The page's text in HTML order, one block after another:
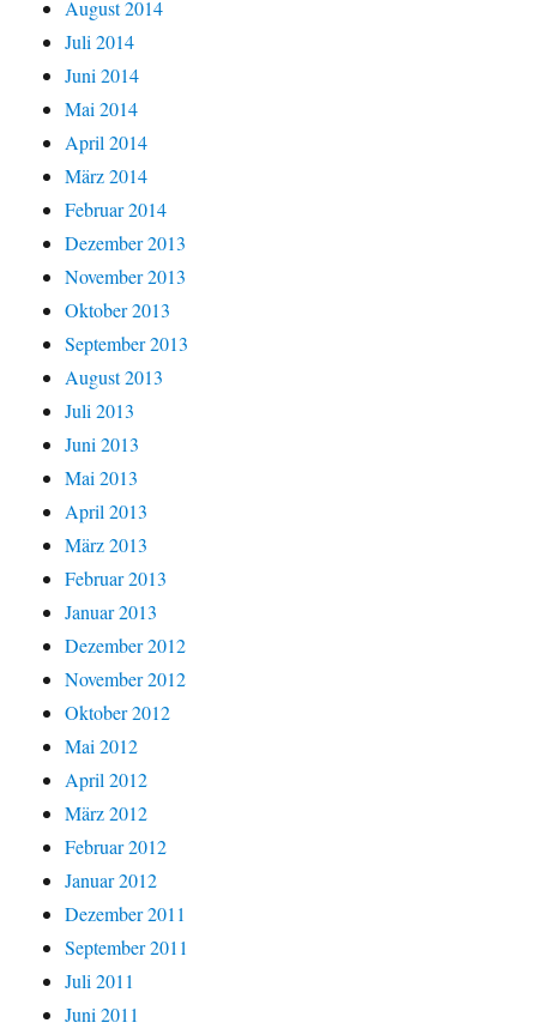
August 2014
Juli 2014
Juni 2014
Mai 2014
April 2014
März 2014
Februar 2014
Dezember 2013
November 2013
Oktober 2013
September 2013
August 2013
Juli 2013
Juni 2013
Mai 2013
April 2013
März 2013
Februar 2013
Januar 2013
Dezember 2012
November 2012
Oktober 2012
Mai 2012
April 2012
März 2012
Februar 2012
Januar 2012
Dezember 2011
September 2011
Juli 2011
Juni 2011